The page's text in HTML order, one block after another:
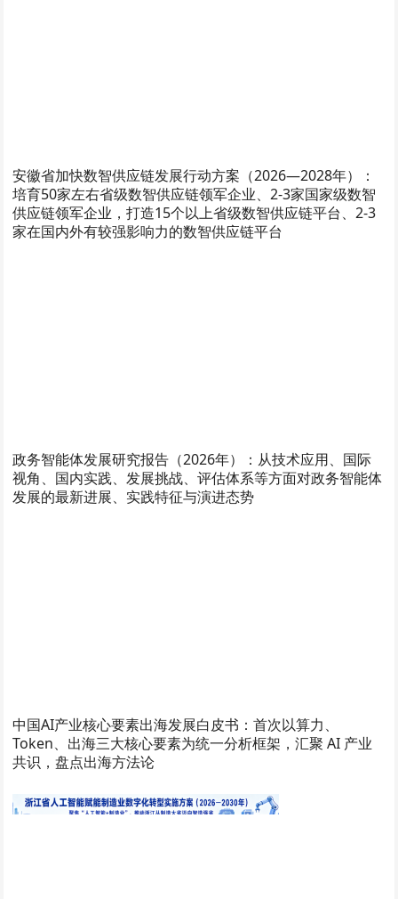
安徽省加快数智供应链发展行动方案（2026—2028年）：
培育50家左右省级数智供应链领军企业、2-3家国家级数智
供应链领军企业，打造15个以上省级数智供应链平台、2-3
家在国内外有较强影响力的数智供应链平台
政务智能体发展研究报告（2026年）：从技术应用、国际
视角、国内实践、发展挑战、评估体系等方面对政务智能体
发展的最新进展、实践特征与演进态势
中国AI产业核心要素出海发展白皮书：首次以算力、
Token、出海三大核心要素为统一分析框架，汇聚 AI 产业
共识，盘点出海方法论